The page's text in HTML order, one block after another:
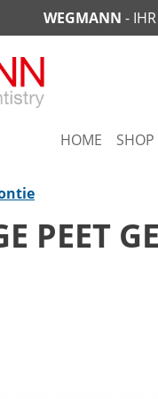
WEGMANN -
HOME SHOP
PEET